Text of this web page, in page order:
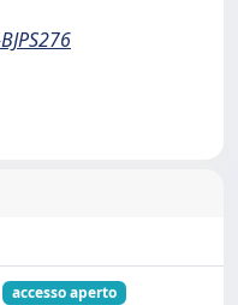
accesso aperto